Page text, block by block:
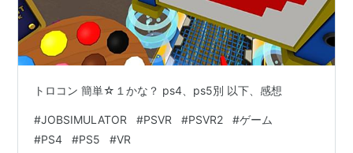
トロコン 簡単☆１かな？ ps4、ps5別 以下、感想
#JOBSIMULATOR #PSVR #PSVR2 #ゲーム
#PS4 #PS5 #VR